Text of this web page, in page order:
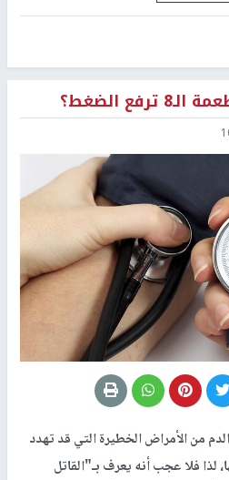
الضغط؟
من الأمراض الخطيرة التي قد تهدد
لذا فلا عجب أنه يعرف بـ"القاتل